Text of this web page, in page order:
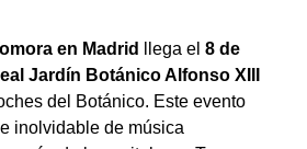
en Madrid llega el 8 de
Jardín Botánico Alfonso XIII
del Botánico. Este evento
inolvidable de música